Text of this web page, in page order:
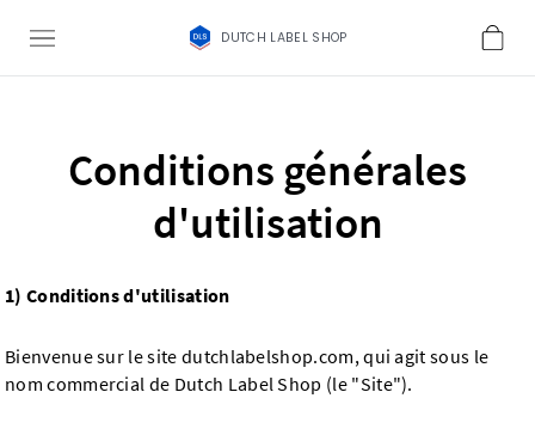
DUTCH LABEL SHOP
Conditions générales
d'utilisation
1) Conditions d'utilisation
Bienvenue sur le site dutchlabelshop.com, qui agit sous le
nom commercial de Dutch Label Shop (le "Site").